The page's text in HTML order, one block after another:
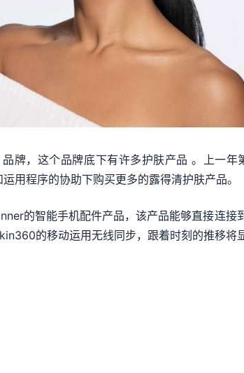
牌，这个品牌底下有许多护肤产品 。上一
用程序的协助下购买更多的露得清护肤产品。
的智能手机配件产品，该产品能够直接连
的移动运用无线同步，跟着时刻的推移